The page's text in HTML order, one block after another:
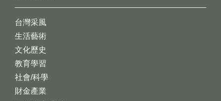
台灣采風
生活藝術
文化歷史
教育學習
社會/科學
財金產業